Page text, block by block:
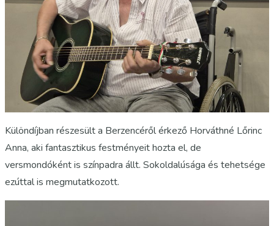
Különdíjban részesült a Berzencéről érkező Horváthné Lőrinc
Anna, aki fantasztikus festményeit hozta el, de
versmondóként is színpadra állt. Sokoldalúsága és tehetsége
ezúttal is megmutatkozott.